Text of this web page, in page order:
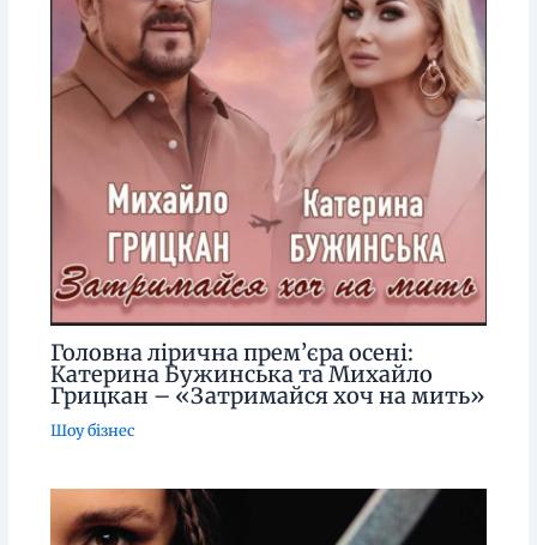
Головна лірична прем’єра осені:
Катерина Бужинська та Михайло
Грицкан – «Затримайся хоч на мить»
Шоу бізнес